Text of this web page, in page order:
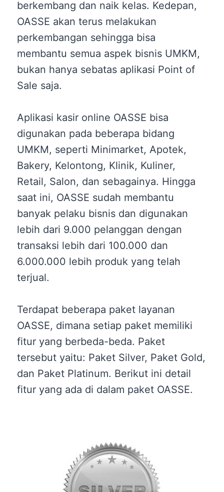
berkembang dan naik kelas. Kedepan,
OASSE akan terus melakukan
perkembangan sehingga bisa
membantu semua aspek bisnis UMKM,
bukan hanya sebatas aplikasi Point of
Sale saja.
Aplikasi kasir online OASSE bisa
digunakan pada beberapa bidang
UMKM, seperti Minimarket, Apotek,
Bakery, Kelontong, Klinik, Kuliner,
Retail, Salon, dan sebagainya. Hingga
saat ini, OASSE sudah membantu
banyak pelaku bisnis dan digunakan
lebih dari 9.000 pelanggan dengan
transaksi lebih dari 100.000 dan
6.000.000 lebih produk yang telah
terjual.
Terdapat beberapa paket layanan
OASSE, dimana setiap paket memiliki
fitur yang berbeda-beda. Paket
tersebut yaitu: Paket Silver, Paket Gold,
dan Paket Platinum. Berikut ini detail
fitur yang ada di dalam paket OASSE.